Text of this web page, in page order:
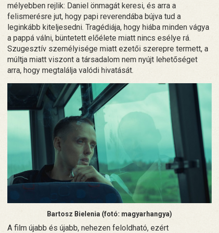
mélyebben rejlik: Daniel önmagát keresi, és arra a
felismerésre jut, hogy papi reverendába bújva tud a
leginkább kiteljesedni. Tragédiája, hogy hiába minden vágya
a pappá válni, büntetett előélete miatt nincs esélye rá.
Szugesztív személyisége miatt ezetői szerepre termett, a
múltja miatt viszont a társadalom nem nyújt lehetőséget
arra, hogy megtalálja valódi hivatását.
Bartosz Bielenia (fotó: magyarhangya)
A film újabb és újabb, nehezen feloldható, ezért